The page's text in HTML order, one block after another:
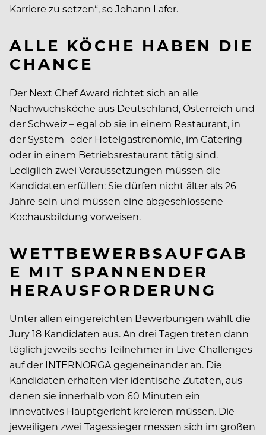
Karriere zu setzen“, so Johann Lafer.
ALLE KÖCHE HABEN DIE
CHANCE
Der Next Chef Award richtet sich an alle
Nachwuchsköche aus Deutschland, Österreich und
der Schweiz – egal ob sie in einem Restaurant, in
der System- oder Hotelgastronomie, im Catering
oder in einem Betriebsrestaurant tätig sind.
Lediglich zwei Voraussetzungen müssen die
Kandidaten erfüllen: Sie dürfen nicht älter als 26
Jahre sein und müssen eine abgeschlossene
Kochausbildung vorweisen.
WETTBEWERBSAUFGAB
E MIT SPANNENDER
HERAUSFORDERUNG
Unter allen eingereichten Bewerbungen wählt die
Jury 18 Kandidaten aus. An drei Tagen treten dann
täglich jeweils sechs Teilnehmer in Live-Challenges
auf der INTERNORGA gegeneinander an. Die
Kandidaten erhalten vier identische Zutaten, aus
denen sie innerhalb von 60 Minuten ein
innovatives Hauptgericht kreieren müssen. Die
jeweiligen zwei Tagessieger messen sich im großen